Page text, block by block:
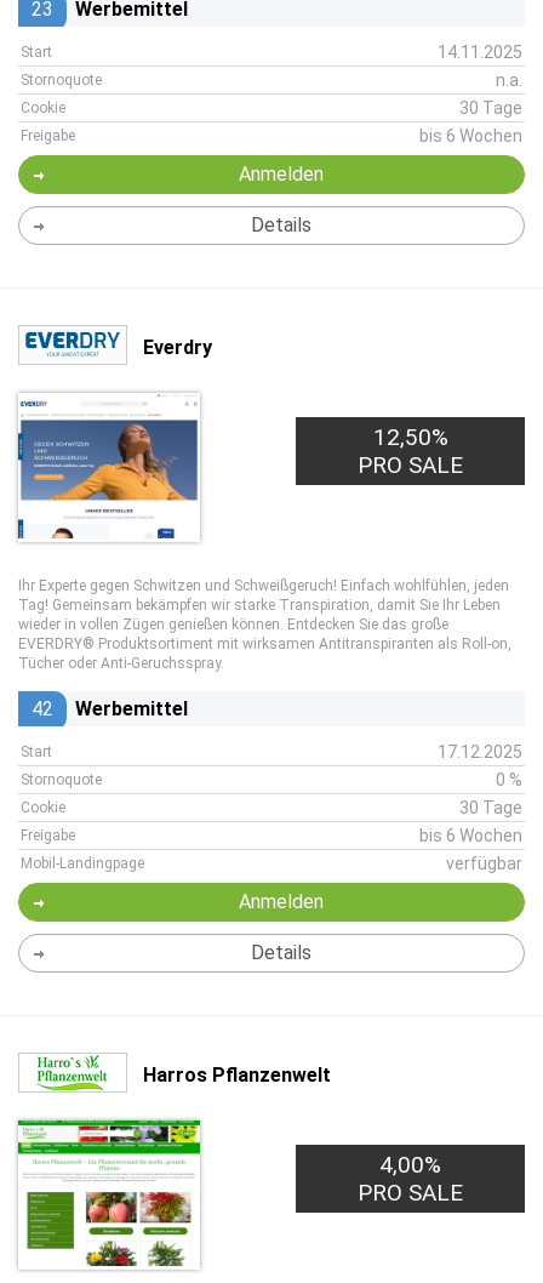
23 Werbemittel
Start 14.11.2025
Stornoquote n.a.
Cookie 30 Tage
Freigabe bis 6 Wochen
Anmelden
Details
Everdry
12,50%
PRO SALE
Ihr Experte gegen Schwitzen und Schweißgeruch! Einfach wohlfühlen, jeden
Tag! Gemeinsam bekämpfen wir starke Transpiration, damit Sie Ihr Leben
wieder in vollen Zügen genießen können. Entdecken Sie das große
EVERDRY® Produktsortiment mit wirksamen Antitranspiranten als Roll-on,
Tücher oder Anti-Geruchsspray.
42 Werbemittel
Start 17.12.2025
Stornoquote 0 %
Cookie 30 Tage
Freigabe bis 6 Wochen
Mobil-Landingpage verfügbar
Anmelden
Details
Harros Pflanzenwelt
4,00%
PRO SALE